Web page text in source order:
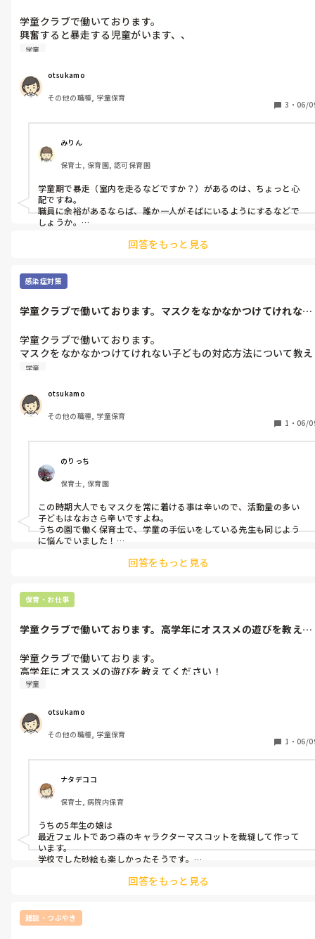
学童クラブで働いております。
興奮すると暴走する児童がいます、、
効果的な対応方法を教えてください！
学童
otsukamo
その他の職種, 学童保育
3 ・ 06/
みりん
保育士, 保育園, 認可保育園
学童期で暴走（室内を走るなどですか？）があるのは、ちょっと心
配ですね。
職員に余裕があるならば、誰か一人がそばにいるようにするなどで
しょうか。
を準備するなど…
暴走のパターンにもよりますが、その子の傾向を見極めることがま
その上で、興奮した気持ちと行動とどのように付き合っていくべき
回答をもっと見る
感染症対策
学童クラブで働いております。マスクをなかなかつけてけれない
学童クラブで働いております。
マスクをなかなかつけてけれない子どもの対応方法について教え
てください！
学童
otsukamo
その他の職種, 学童保育
1 ・ 06/
のりっち
保育士, 保育園
この時期大人でもマスクを常に着ける事は辛いので、活動量の多い
子どもはなおさら辛いですよね。
うちの園で働く保育士で、学童の手伝いをしている先生も同じよう
に悩んでいました！
ので、「自分の体を守るアイテムだよ！」と伝えたところ、アイテ
参考になれば嬉しいです。
回答をもっと見る
保育・お仕事
学童クラブで働いております。高学年にオススメの遊びを教えて
学童クラブで働いております。
高学年にオススメの遊びを教えてください！
学童
otsukamo
その他の職種, 学童保育
1 ・ 06/
ナタデココ
保育士, 病院内保育
うちの5年生の娘は
最近フェルトであつ森のキャラクターマスコットを裁縫して作って
います。
学校でした砂絵も楽しかったそうです。
回答をもっと見る
雑談・つぶやき